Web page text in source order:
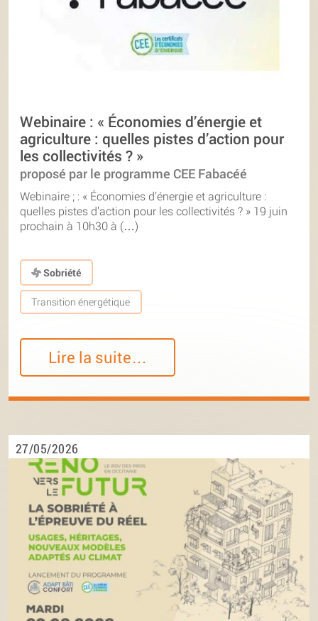
Webinaire : « Économies d’énergie et
agriculture : quelles pistes d’action pour
les collectivités ? »
proposé par le programme CEE Fabacéé
Webinaire ; : « Économies d’énergie et agriculture :
quelles pistes d’action pour les collectivités ? » 19 juin
prochain à 10h30 à (…)
Sobriété
Transition énergétique
Lire la suite…
27/05/2026